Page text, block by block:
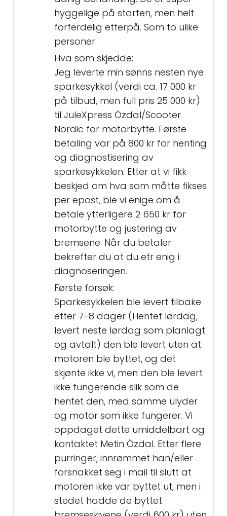
hyggelige på starten, men helt
forferdelig etterpå. Som to ulike
personer.
Hva som skjedde:
Jeg leverte min sønns nesten nye
sparkesykkel (verdi ca. 17 000 kr
på tilbud, men full pris 25 000 kr)
til JuleXpress Özdal/Scooter
Nordic for motorbytte. Første
betaling var på 800 kr for henting
og diagnostisering av
sparkesykkelen. Etter at vi fikk
beskjed om hva som måtte fikses
per epost, ble vi enige om å
betale ytterligere 2 650 kr for
motorbytte og justering av
bremsene. Når du betaler
bekrefter du at du etr enig i
diagnoseringen.
Første forsøk:
Sparkesykkelen ble levert tilbake
etter 7-8 dager (Hentet lørdag,
levert neste lørdag som planlagt
og avtalt) den ble levert uten at
motoren ble byttet, og det
skjønte ikke vi, men den ble levert
ikke fungerende slik som de
hentet den, med samme ulyder
og motor som ikke fungerer. Vi
oppdaget dette umiddelbart og
kontaktet Metin Özdal. Etter flere
purringer, innrømmet han/eller
forsnakket seg i mail til slutt at
motoren ikke var byttet ut, men i
stedet hadde de byttet